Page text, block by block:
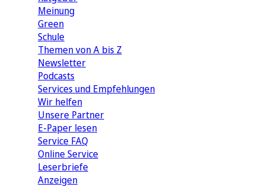
Meinung
Green
Schule
Themen von A bis Z
Newsletter
Podcasts
Services und Empfehlungen
Wir helfen
Unsere Partner
E-Paper lesen
Service FAQ
Online Service
Leserbriefe
Anzeigen